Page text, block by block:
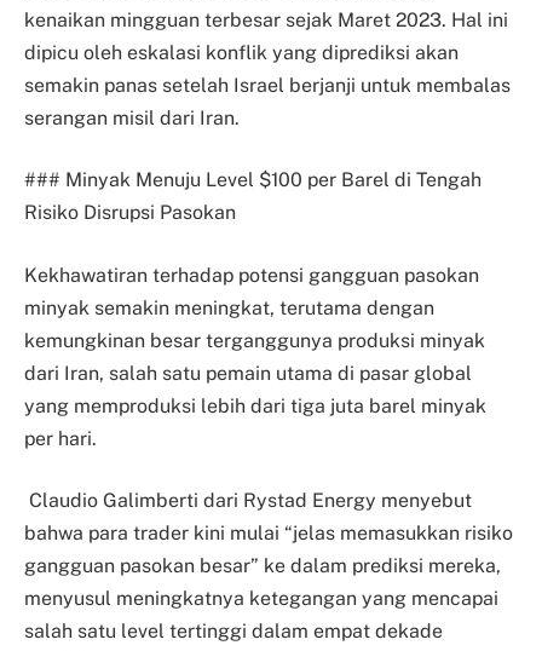
kenaikan mingguan terbesar sejak Maret 2023. Hal ini
dipicu oleh eskalasi konflik yang diprediksi akan
semakin panas setelah Israel berjanji untuk membalas
serangan misil dari Iran.
### Minyak Menuju Level $100 per Barel di Tengah
Risiko Disrupsi Pasokan
Kekhawatiran terhadap potensi gangguan pasokan
minyak semakin meningkat, terutama dengan
kemungkinan besar terganggunya produksi minyak
dari Iran, salah satu pemain utama di pasar global
yang memproduksi lebih dari tiga juta barel minyak
per hari.
Claudio Galimberti dari Rystad Energy menyebut
bahwa para trader kini mulai “jelas memasukkan risiko
gangguan pasokan besar” ke dalam prediksi mereka,
menyusul meningkatnya ketegangan yang mencapai
salah satu level tertinggi dalam empat dekade